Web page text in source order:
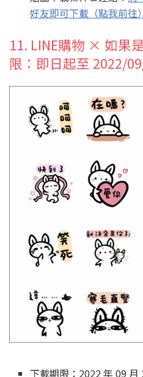
好友即可下載（點我前往）
11. LINE購物 × 如果
限：即日起至 2022/09/
下載期限：2022 年 09 月